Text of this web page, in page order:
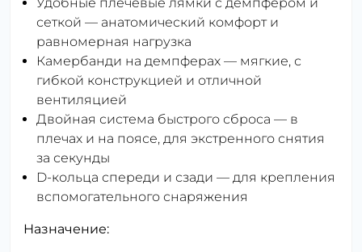
сеткой — анатомический комфорт и
равномерная нагрузка
Камербанди на демпферах — мягкие, с
гибкой конструкцией и отличной
вентиляцией
Двойная система быстрого сброса — в
плечах и на поясе, для экстренного снятия
за секунды
D-кольца спереди и сзади — для крепления
вспомогательного снаряжения
Назначение: